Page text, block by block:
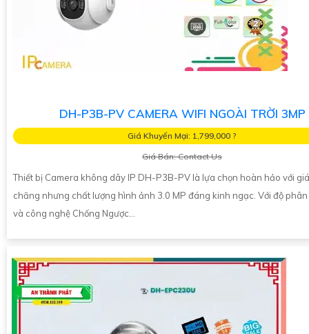
DH-P3B-PV CAMERA WIFI NGOÀI TRỜI 3MP
Giá Khuyến Mại: 1,799,000 ?
Giá Bán: Contact Us
Thiết bị Camera không dây IP DH-P3B-PV là lựa chọn hoàn hảo với
chăng nhưng chất lượng hình ảnh 3.0 MP đáng kinh ngạc. Với độ
và công nghệ Chống Ngược...